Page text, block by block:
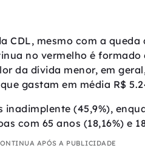
CDL, mesmo com a queda
no vermelho é formado
da dívida menor, em
gastam em média R$
(45,9%),
com 65 anos (18,16%) e
APÓS A PUBLICIDADE